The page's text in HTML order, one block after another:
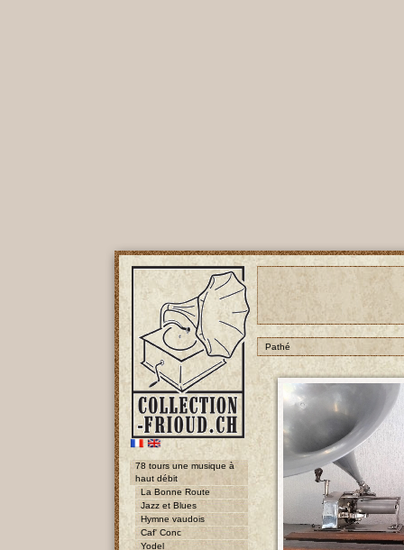
78 tours une musique à
haut débit
La Bonne Route
Jazz et Blues
Hymne vaudois
Caf' Conc
Yodel
Pathé